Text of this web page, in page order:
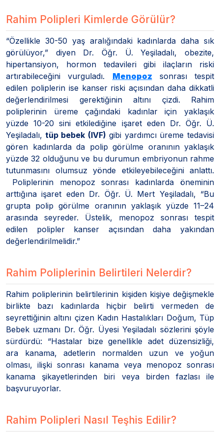
Rahim Polipleri Kimlerde Görülür?
“Özellikle 30-50 yaş aralığındaki kadınlarda daha sık
görülüyor,” diyen Dr. Öğr. Ü. Yeşiladalı, obezite,
hipertansiyon, hormon tedavileri gibi ilaçların riski
artırabileceğini vurguladı. Menopoz sonrası tespit
edilen poliplerin ise kanser riski açısından daha dikkatli
değerlendirilmesi gerektiğinin altını çizdi. Rahim
poliplerinin üreme çağındaki kadınlar için yaklaşık
yüzde 10-20 sini etkilediğine işaret eden Dr. Öğr. Ü.
Yeşiladalı, tüp bebek (IVF) gibi yardımcı üreme tedavisi
gören kadınlarda da polip görülme oranının yaklaşık
yüzde 32 olduğunu ve bu durumun embriyonun rahme
tutunmasını olumsuz yönde etkileyebileceğini anlattı.
Poliplerinin menopoz sonrası kadınlarda öneminin
arttığına işaret eden Dr. Öğr. Ü. Mert Yeşiladalı, “Bu
grupta polip görülme oranının yaklaşık yüzde 11–24
arasında seyreder. Üstelik, menopoz sonrası tespit
edilen polipler kanser açısından daha yakından
değerlendirilmelidir.”
Rahim Poliplerinin Belirtileri Nelerdir?
Rahim poliplerinin belirtilerinin kişiden kişiye değişmekle
birlikte bazı kadınlarda hiçbir belirti vermeden de
seyrettiğinin altını çizen Kadın Hastalıkları Doğum, Tüp
Bebek uzmanı Dr. Öğr. Üyesi Yeşiladalı sözlerini şöyle
sürdürdü: “Hastalar bize genellikle adet düzensizliği,
ara kanama, adetlerin normalden uzun ve yoğun
olması, ilişki sonrası kanama veya menopoz sonrası
kanama şikayetlerinden biri veya birden fazlası ile
başvuruyorlar.
Rahim Polipleri Nasıl Teşhis Edilir?